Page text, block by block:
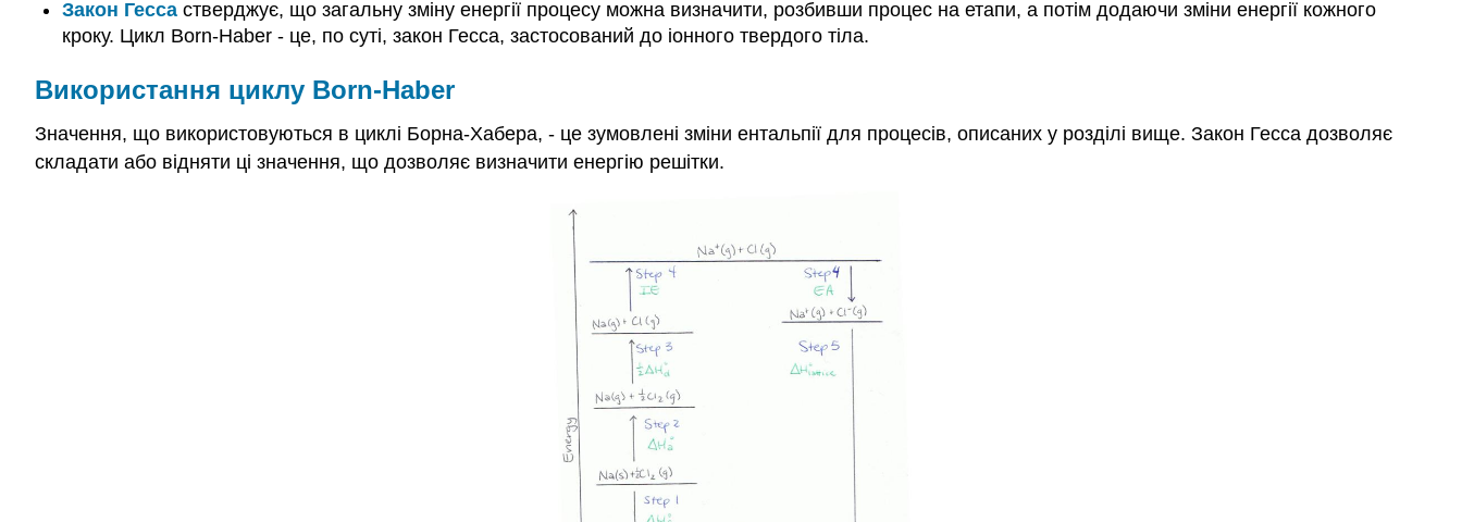
Закон Гессастверджує, що загальну зміну енергії процесу можна визначити, розбивши процес на етапи, а потім додаючи зміни енергії кожного
кроку. Цикл Born-Haber - це, по суті, закон Гесса, застосований до іонного твердого тіла.
Використання циклу Born-Haber
Значення, що використовуються в циклі Борна-Хабера, - це зумовлені зміни ентальпії для процесів, описаних у розділі вище. Закон Гесса дозволяє
складати або відняти ці значення, що дозволяє визначити енергію решітки.